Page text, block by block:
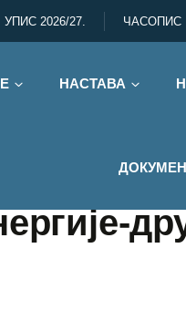
УПИС 2026/27. ЧАСОПИС
НАСТАВА